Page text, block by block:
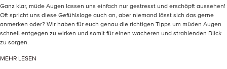
Ganz klar, müde Augen lassen uns einfach nur gestresst und erschöpft aussehen!
Oft spricht uns diese Gefühlslage auch an, aber niemand lässt sich das gerne
anmerken oder? Wir haben für euch genau die richtigen Tipps um müden Augen
schnell entgegen zu wirken und somit für einen wacheren und strahlenden Blick
zu sorgen.
MEHR LESEN